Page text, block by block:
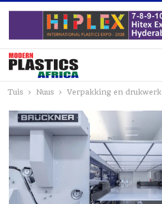
Tuis Nuus Verpakking en drukwerk